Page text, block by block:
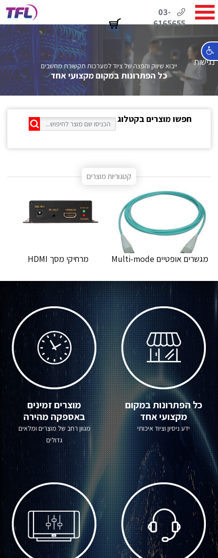
03-
6165655
ייבוא שיווק והפצה של ציוד למערכות תקשורת מחשבים
כל הפתרונות במקום מקצועי אחד
חפשו מוצרים בקטלוג
קטגוריות מוצרים
מגשרים RJ45 CAT6 תקני יצוק
כל הפתרונות במקום
מקצועי אחד
ידע ניסיון וציוד איכותי
מוצרים זמינים
באספקה מהירה
מגוון רחב של מוצרים ומלאים
גדולים
נגישות